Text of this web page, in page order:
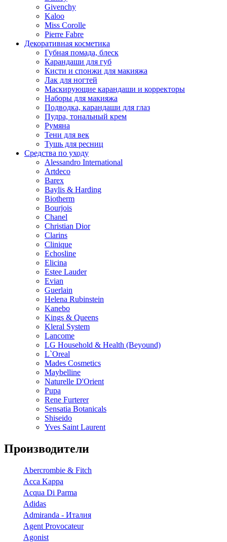
Givenchy
Kaloo
Miss Corolle
Pierre Fabre
Декоративная косметика
Губная помада, блеск
Карандаши для губ
Кисти и спонжи для макияжа
Лак для ногтей
Маскирующие карандаши и корректоры
Наборы для макияжа
Подводка, карандаши для глаз
Пудра, тональный крем
Румяна
Тени для век
Тушь для ресниц
Средства по уходу
Alessandro International
Artdeco
Barex
Baylis & Harding
Biotherm
Bourjois
Chanel
Christian Dior
Clarins
Clinique
Echosline
Elicina
Estee Lauder
Evian
Guerlain
Helena Rubinstein
Kanebo
Kings & Queens
Kleral System
Lancome
LG Household & Health (Beyound)
L`Oreal
Mades Cosmetics
Maybelline
Naturelle D'Orient
Pupa
Rene Furterer
Sensatia Botanicals
Shiseido
Yves Saint Laurent
Производители
Abercrombie & Fitch
Acca Kappa
Acqua Di Parma
Adidas
Admiranda - Италия
Agent Provocateur
Agonist